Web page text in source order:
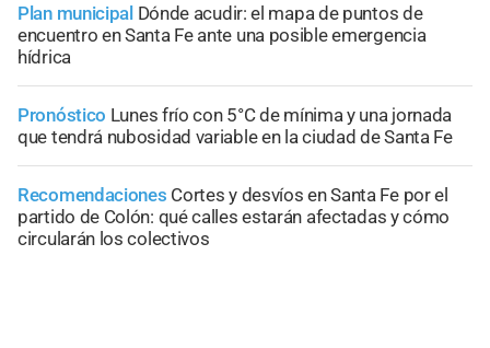
Plan municipal Dónde acudir: el mapa de puntos de
encuentro en Santa Fe ante una posible emergencia
hídrica
Pronóstico Lunes frío con 5°C de mínima y una jornada
que tendrá nubosidad variable en la ciudad de Santa Fe
Recomendaciones Cortes y desvíos en Santa Fe por el
partido de Colón: qué calles estarán afectadas y cómo
circularán los colectivos